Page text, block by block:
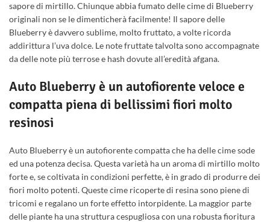
sapore di mirtillo. Chiunque abbia fumato delle cime di Blueberry
originali non se le dimenticherà facilmente! Il sapore delle
Blueberry è davvero sublime, molto fruttato, a volte ricorda
addirittura l’uva dolce. Le note fruttate talvolta sono accompagnate
da delle note più terrose e hash dovute all’eredità afgana.
Auto Blueberry è un autofiorente veloce e
compatta piena di bellissimi fiori molto
resinosi
Auto Blueberry è un autofiorente compatta che ha delle cime sode
ed una potenza decisa. Questa varietà ha un aroma di mirtillo molto
forte e, se coltivata in condizioni perfette, è in grado di produrre dei
fiori molto potenti. Queste cime ricoperte di resina sono piene di
tricomi e regalano un forte effetto intorpidente. La maggior parte
delle piante ha una struttura cespugliosa con una robusta fioritura